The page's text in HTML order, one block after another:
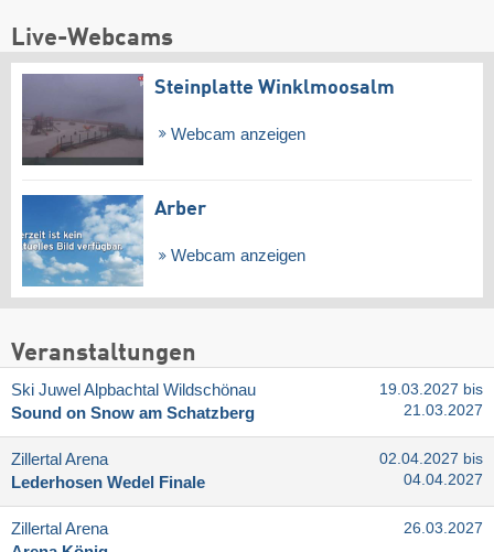
Live-Webcams
Steinplatte Winklmoosalm
Webcam anzeigen
Arber
Webcam anzeigen
Veranstaltungen
Ski Juwel Alpbachtal Wildschönau
Sound on Snow am Schatzberg
19.03.2027 bis
21.03.2027
Zillertal Arena
Lederhosen Wedel Finale
02.04.2027 bis
04.04.2027
Zillertal Arena
26.03.2027